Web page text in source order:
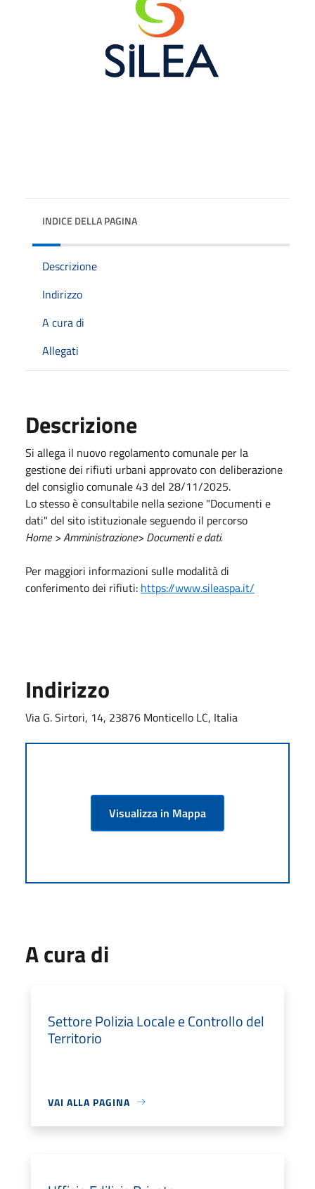
INDICE DELLA PAGINA
Descrizione
Indirizzo
A cura di
Allegati
Descrizione
Si allega il nuovo regolamento comunale per la
gestione dei rifiuti urbani approvato con deliberazione
del consiglio comunale 43 del 28/11/2025.
Lo stesso è consultabile nella sezione "Documenti e
dati" del sito istituzionale seguendo il percorso
Home >Amministrazione> Documenti e dati.
Per maggiori informazioni sulle modalità di
conferimento dei rifiuti: https://www.sileaspa.it/
Indirizzo
Via G. Sirtori, 14, 23876 Monticello LC, Italia
Visualizza in Mappa
A cura di
Settore Polizia Locale e Controllo del
Territorio
VAI ALLA PAGINA